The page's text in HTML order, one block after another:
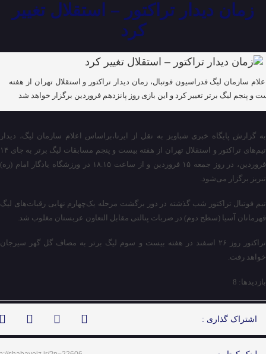
زمان دیدار تراکتور – استقلال تغییر
کرد
سازمان لیگ فدراسیون فوتبال، زمان دیدار تراکتور و استقلال تهران از هفته
و پنجم لیگ برتر تغییر کرد و این بازی روز پانزدهم فروردین برگزار خواهد شد
به گزارش پایگاه خبری شباویز به نقل از ایرنا،براساس اعلام سازمان لیگ، دیدار
تیم‌های تراکتور و استقلال تهران از هفته بیست و پنجم مسابقات لیگ برتر به جای ۱۴
فروردین، در روز جمعه ۱۵ فروردین و از ساعت ۱۸.۱۵ در ورزشگاه یادگار امام (ره)
تبریز برگزار می‌شود.
تیم فوتبال تراکتور شب گذشته در دور برگشت مرحله یک‌چهارم نهایی رقبات‌های لیگ
قهرمانان آسیا (سطح دوم) در ضربات پنالتی مقابل التعاون عربستان مغلوب شد.
تراکتور روز ۲۶ اسفند در هفته بیست و سوم لیگ برتر به مصاف گل گهر سیرجان
خواهد رفت.
بازدیدها: 8
اشتراک گذاری :